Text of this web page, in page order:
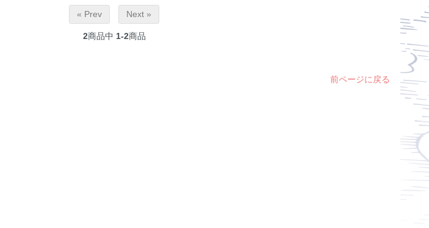
« Prev Next »
2商品中 1-2商品
前ページに戻る